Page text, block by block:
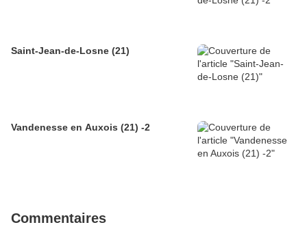
Saint-Jean-de-Losne (21)
Vandenesse en Auxois (21) -2
Commentaires